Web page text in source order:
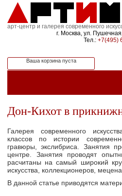
арт-центр и галерея современного
г. Москва, ул.
Тел.: +7(495)
Ваша корзина пуста
Дон-Кихот в
Галерея современного
классов по истории
гравюры, экслибриса. Занятия
центре. Занятия проводят
расчитаны на самый широкий
искусства, коллекционеров,
В данной статье приводятся